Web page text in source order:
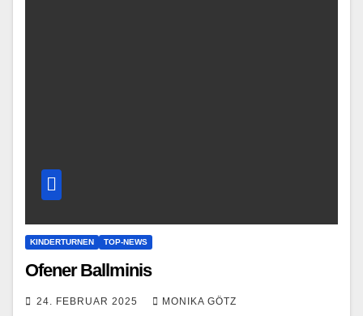
KINDERTURNEN TOP-NEWS
Ofener Ballminis
24. FEBRUAR 2025 MONIKA GÖTZ